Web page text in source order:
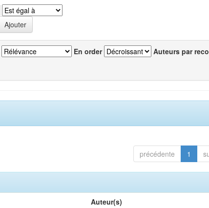
En order Auteurs par
précédente 1
Auteur(s)